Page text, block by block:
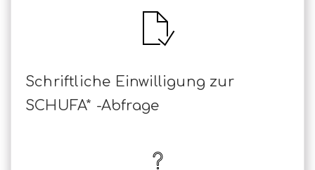
Schriftliche Einwilligung zur
SCHUFA* -Abfrage